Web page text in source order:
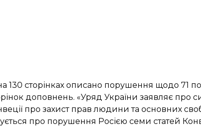
130 сторінках описано порушення щодо 71
доповнень. «Уряд України заявляє про
про захист прав людини та основних
про порушення Росією семи статей